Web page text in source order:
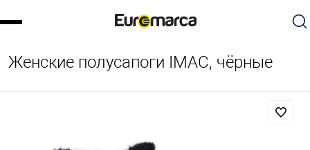
Женские полусапоги IMAC, чёрные